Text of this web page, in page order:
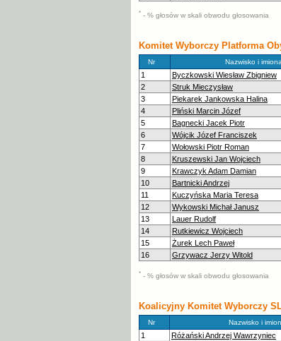
* - % głosów w skali obwodu głosowania
Komitet Wyborczy Platforma
Nr Nazwisko i
1 Byczkowski Wiesław Zbigniew
2
Struk Mieczysław
3
Piekarek Jankowska Halina
4
Pliński Marcin Józef
5
Bagnecki Jacek Piotr
6
Wójcik Józef Franciszek
7
Wołowski Piotr Roman
8
Kruszewski Jan Wojciech
9
Krawczyk Adam Damian
10
Bartnicki Andrzej
11
Kuczyńska Maria Teresa
12
Wykowski Michał Janusz
13
Lauer Rudolf
14
Rutkiewicz Wojciech
15
Żurek Lech Paweł
16
Grzywacz Jerzy Witold
* - % głosów w skali obwodu głosowania
Koalicyjny Komitet Wyborczy
Nr Nazwisko i
1 Różański Andrzej Wawrzyniec